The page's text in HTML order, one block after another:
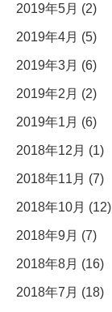
2019年5月 (2)
2019年4月 (5)
2019年3月 (6)
2019年2月 (2)
2019年1月 (6)
2018年12月 (1)
2018年11月 (7)
2018年10月 (12)
2018年9月 (7)
2018年8月 (16)
2018年7月 (18)